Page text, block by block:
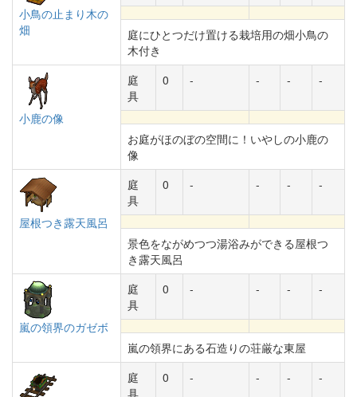
小鳥の止まり木の
畑
庭にひとつだけ置ける栽培用の畑小鳥の
木付き
小鹿の像
庭
具
0 - - - -
お庭がほのぼの空間に！いやしの小鹿の
像
屋根つき露天風呂
庭
具
0 - - - -
景色をながめつつ湯浴みができる屋根つ
き露天風呂
嵐の領界のガゼボ
庭
具
0 - - - -
嵐の領界にある石造りの荘厳な東屋
庭
具
0 - - - -